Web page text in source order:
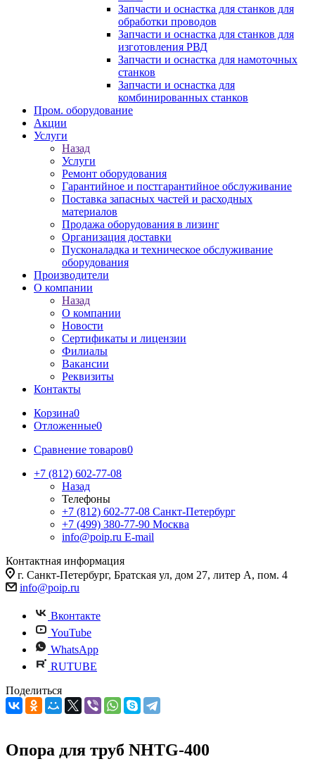
Запчасти и оснастка для станков для
обработки проводов
Запчасти и оснастка для станков для
изготовления РВД
Запчасти и оснастка для намоточных
станков
Запчасти и оснастка для
комбинированных станков
Пром. оборудование
Акции
Услуги
Назад
Услуги
Ремонт оборудования
Гарантийное и постгарантийное обслуживание
Поставка запасных частей и расходных
материалов
Продажа оборудования в лизинг
Организация доставки
Пусконаладка и техническое обслуживание
оборудования
Производители
О компании
Назад
О компании
Новости
Сертификаты и лицензии
Филиалы
Вакансии
Реквизиты
Контакты
Корзина0
Отложенные0
Сравнение товаров0
+7 (812) 602-77-08
Назад
Телефоны
+7 (812) 602-77-08 Санкт-Петербург
+7 (499) 380-77-90 Москва
info@poip.ru E-mail
Контактная информация
г. Санкт-Петербург, Братская ул, дом 27, литер А, пом. 4
info@poip.ru
Вконтакте
YouTube
WhatsApp
RUTUBE
Поделиться
Опора для труб NHTG-400